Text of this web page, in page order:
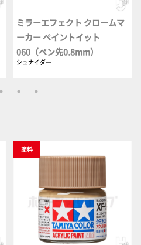
ミラーエフェクト クロームマ
ーカー ペイントイット
060（ペン先0.8mm）
シュナイダー
塗料